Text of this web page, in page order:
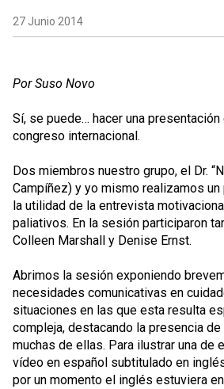
27 Junio 2014
Por Suso Novo
Sí, se puede… hacer una presentación
congreso internacional.
Dos miembros nuestro grupo, el Dr.
Campíñez) y yo mismo realizamos
la utilidad de la entrevista
paliativos. En la sesión participaron
Colleen Marshall y Denise Ernst.
Abrimos la sesión exponiendo
necesidades comunicativas en
situaciones en las que esta resulta
compleja, destacando la presencia
muchas de ellas. Para ilustrar una de
vídeo en español subtitulado en
por un momento el inglés estuviera